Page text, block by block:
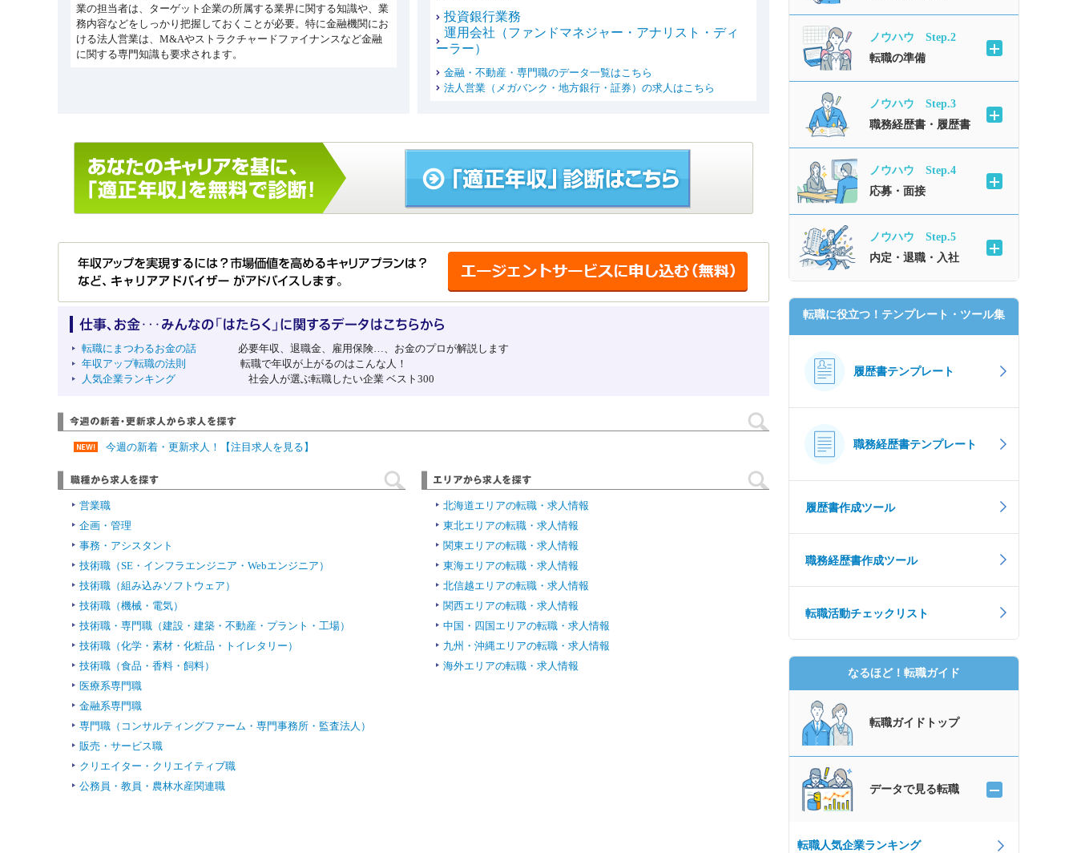
業の担当者は、ターゲット企業の所属する業界に関する知識や、業
務内容などをしっかり把握しておくことが必要。特に金融機関にお
ける法人営業は、M&Aやストラクチャードファイナンスなど金融
に関する専門知識も要求されます。
投資銀行業務
運用会社（ファンドマネジャー・アナリスト・ディ
ーラー）
金融・不動産・専門職のデータ一覧はこちら
法人営業（メガバンク・地方銀行・証券）の求人はこちら
転職にまつわるお金の話 必要年収、退職金、雇用保険…、お金のプロが解説します
年収アップ転職の法則
転職で年収が上がるのはこんな人！
人気企業ランキング 社会人が選ぶ転職したい企業 ベスト300
今週の新着・更新求人！【注目求人を見る】
営業職
企画・管理
事務・アシスタント
技術職（SE・インフラエンジニア・Webエンジニア）
技術職（組み込みソフトウェア）
技術職（機械・電気）
技術職・専門職（建設・建築・不動産・プラント・工場）
技術職（化学・素材・化粧品・トイレタリー）
技術職（食品・香料・飼料）
医療系専門職
金融系専門職
専門職（コンサルティングファーム・専門事務所・監査法人）
販売・サービス職
クリエイター・クリエイティブ職
公務員・教員・農林水産関連職
北海道エリアの転職・求人情報
東北エリアの転職・求人情報
関東エリアの転職・求人情報
東海エリアの転職・求人情報
北信越エリアの転職・求人情報
関西エリアの転職・求人情報
中国・四国エリアの転職・求人情報
九州・沖縄エリアの転職・求人情報
海外エリアの転職・求人情報
ノウハウ Step.2
転職の準備
ノウハウ Step.3
職務経歴書・履歴書
ノウハウ Step.4
応募・面接
ノウハウ Step.5
内定・退職・入社
転職に役立つ！テンプレート・ツール集
履歴書テンプレート
職務経歴書テンプレート
履歴書作成ツール
職務経歴書作成ツール
転職活動チェックリスト
なるほど！転職ガイド
転職ガイドトップ
データで見る転職
転職人気企業ランキング